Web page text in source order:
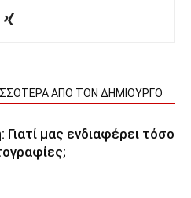
ΑΠΟ ΤΟΝ ΔΗΜΙΟΥΡΓΟ
Γιατί μας ενδιαφέρει τόσο